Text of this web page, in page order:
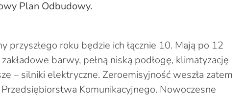
Plan Odbudowy.
przyszłego roku będzie ich łącznie 10. Mają po 12
barwy, pełną niską podłogę, klimatyzację
– silniki elektryczne. Zeroemisyjność weszła zatem
Komunikacyjnego. Nowoczesne